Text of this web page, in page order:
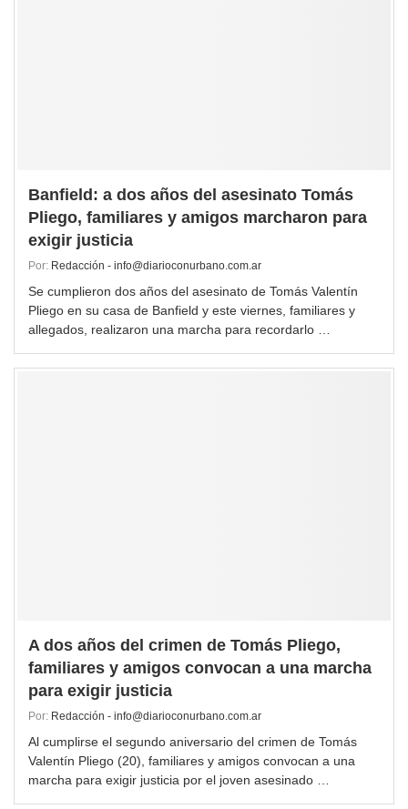
Banfield: a dos años del asesinato Tomás
Pliego, familiares y amigos marcharon para
exigir justicia
Por: Redacción - info@diarioconurbano.com.ar
Se cumplieron dos años del asesinato de Tomás Valentín
Pliego en su casa de Banfield y este viernes, familiares y
allegados, realizaron una marcha para recordarlo …
A dos años del crimen de Tomás Pliego,
familiares y amigos convocan a una marcha
para exigir justicia
Por: Redacción - info@diarioconurbano.com.ar
Al cumplirse el segundo aniversario del crimen de Tomás
Valentín Pliego (20), familiares y amigos convocan a una
marcha para exigir justicia por el joven asesinado …